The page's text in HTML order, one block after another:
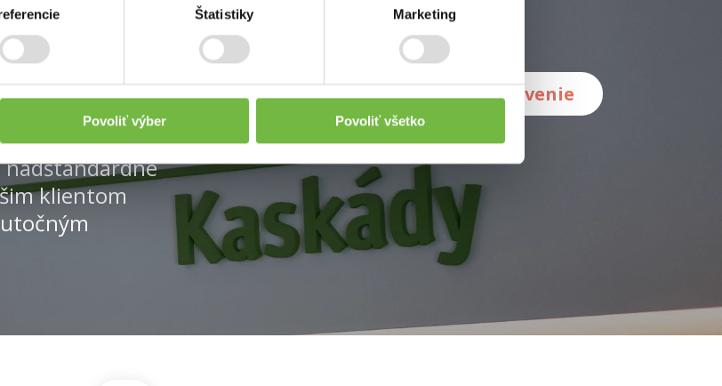
Štatistiky Marketing
Povoliť výber Povoliť všetko
Senior
nadštandardné
klientom
Porovnať služby a vybavenie